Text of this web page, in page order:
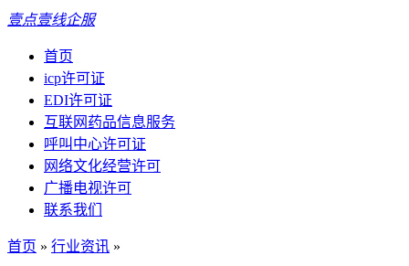
壹点壹线企服
首页
icp许可证
EDI许可证
互联网药品信息服务
呼叫中心许可证
网络文化经营许可
广播电视许可
联系我们
首页 » 行业资讯 »